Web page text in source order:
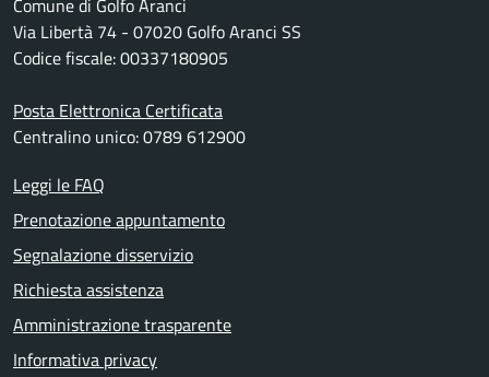
Comune di Golfo Aranci
Via Libertà 74 - 07020 Golfo Aranci SS
Codice fiscale: 00337180905
Posta Elettronica Certificata
Centralino unico: 0789 612900
Leggi le FAQ
Prenotazione appuntamento
Segnalazione disservizio
Richiesta assistenza
Amministrazione trasparente
Informativa privacy